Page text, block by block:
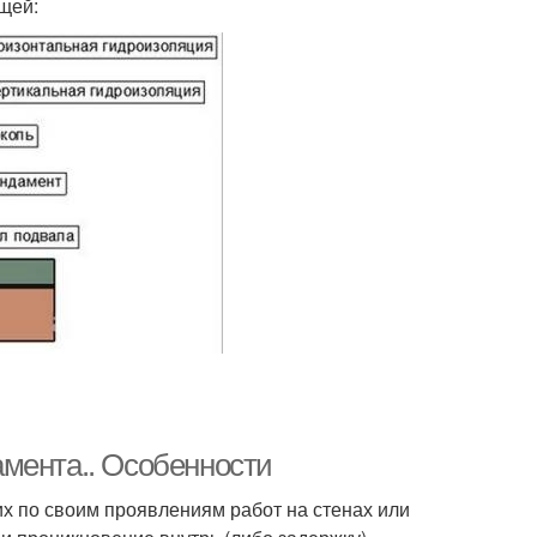
Особенности
по своим проявлениям работ на стенах или